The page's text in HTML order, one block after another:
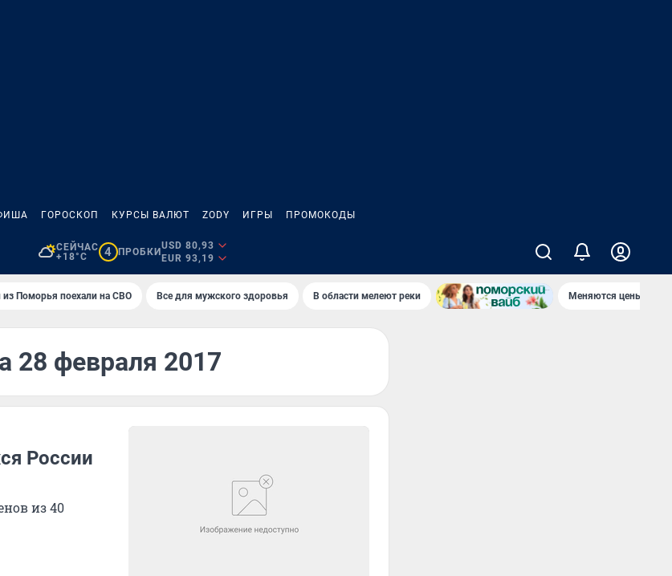
ГОРОСКОП КУРСЫ ВАЛЮТ ZODY ИГРЫ ПРОМОКОДЫ
СЕЙЧАС
+18°C
4 ПРОБКИ
USD 80,93
EUR 93,19
Поморья поехали на СВО Все для мужского здоровья В области мелеют реки Меняются цены в
28 февраля 2017
России
из 40